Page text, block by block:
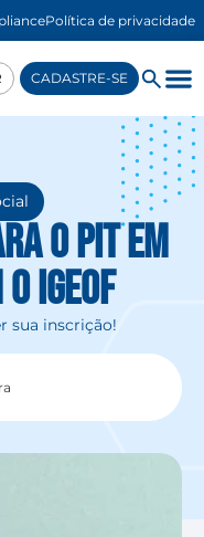
Política de privacidade
CADASTRE-SE
o PIT em
IGEOF
sua inscrição!